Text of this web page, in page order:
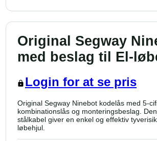
Original Segway
med beslag til El-
Login for at se pris
Original Segway Ninebot kodelås med 5-
kombinationslås og monteringsbeslag.
stålkabel giver en enkel og effektiv
løbehjul.